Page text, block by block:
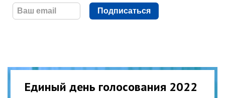
Подписаться
Единый день голосования 2022